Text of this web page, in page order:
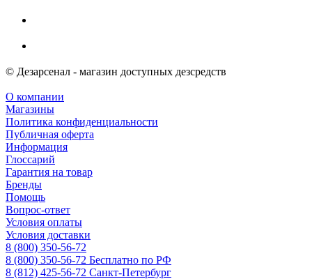
© Дезарсенал - магазин доступных дезсредств
О компании
Магазины
Политика конфиденциальности
Публичная оферта
Информация
Глоссарий
Гарантия на товар
Бренды
Помощь
Вопрос-ответ
Условия оплаты
Условия доставки
8 (800) 350-56-72
8 (800) 350-56-72 Бесплатно по РФ
8 (812) 425-56-72 Санкт-Петербург